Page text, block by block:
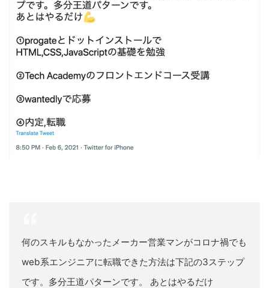
何のスキルもなかったメーカー営業マンがコロナ禍でも
web系エンジニアに転職できた方法は下記の3ステップ
です。多分王道パターンです。 あとはやるだけ